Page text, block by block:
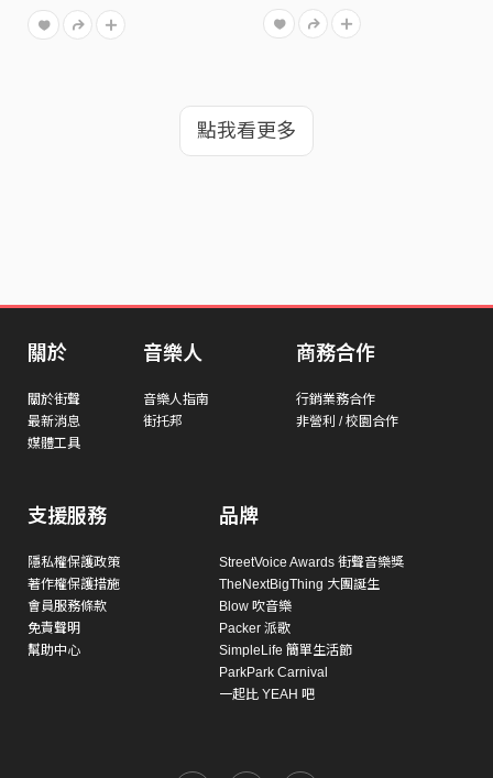
點我看更多
關於
關於街聲
最新消息
媒體工具
音樂人
音樂人指南
街托邦
商務合作
行銷業務合作
非營利 / 校園合作
支援服務
隱私權保護政策
著作權保護措施
會員服務條款
免責聲明
幫助中心
品牌
StreetVoice Awards 街聲音樂獎
TheNextBigThing 大團誕生
Blow 吹音樂
Packer 派歌
SimpleLife 簡單生活節
ParkPark Carnival
一起比 YEAH 吧